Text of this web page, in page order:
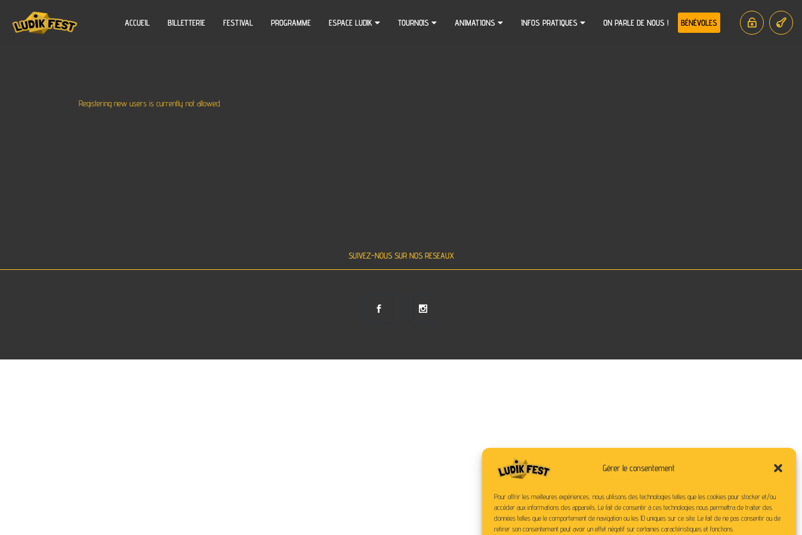
Gérer le consentement
Pour offrir les meilleures expériences, nous utilisons des technologies telles que les cookies pour stocker et/ou
accéder aux informations des appareils. Le fait de consentir à ces technologies nous permettra de traiter des
données telles que le comportement de navigation ou les ID uniques sur ce site. Le fait de ne pas consentir ou de
retirer son consentement peut avoir un effet négatif sur certaines caractéristiques et fonctions.
ACCUEIL BILLETTERIE FESTIVAL PROGRAMME ESPACE LUDIK TOURNOIS ANIMATIONS INFOS PRATIQUES ON PARLE DE NOUS ! BÉNÉVOLES
Registering new users is currently not allowed.
SUIVEZ-NOUS SUR NOS RESEAUX